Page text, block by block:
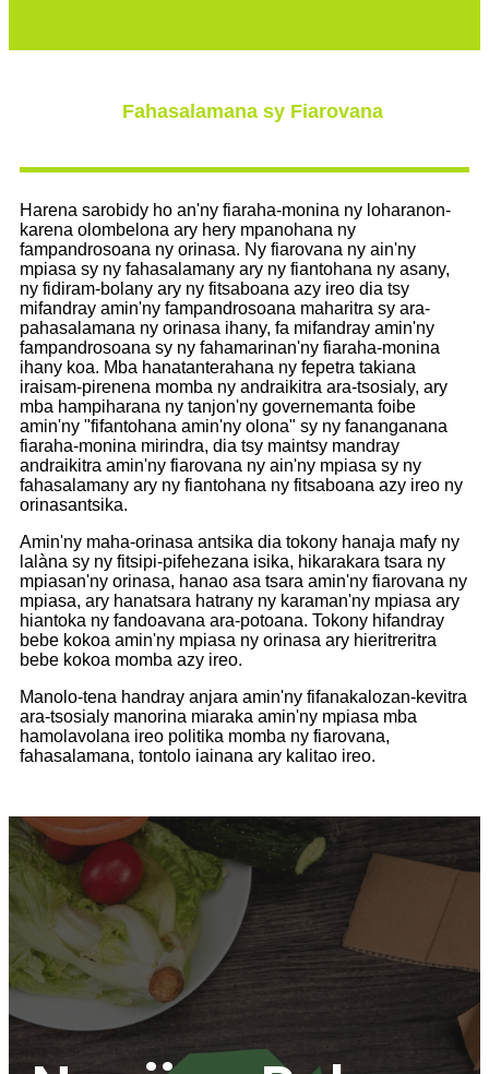
Fahasalamana sy Fiarovana
Harena sarobidy ho an'ny fiaraha-monina ny loharanon-
karena olombelona ary hery mpanohana ny
fampandrosoana ny orinasa. Ny fiarovana ny ain'ny
mpiasa sy ny fahasalamany ary ny fiantohana ny asany,
ny fidiram-bolany ary ny fitsaboana azy ireo dia tsy
mifandray amin'ny fampandrosoana maharitra sy ara-
pahasalamana ny orinasa ihany, fa mifandray amin'ny
fampandrosoana sy ny fahamarinan'ny fiaraha-monina
ihany koa. Mba hanatanterahana ny fepetra takiana
iraisam-pirenena momba ny andraikitra ara-tsosialy, ary
mba hampiharana ny tanjon'ny governemanta foibe
amin'ny "fifantohana amin'ny olona" sy ny fananganana
fiaraha-monina mirindra, dia tsy maintsy mandray
andraikitra amin'ny fiarovana ny ain'ny mpiasa sy ny
fahasalamany ary ny fiantohana ny fitsaboana azy ireo ny
orinasantsika.
Amin'ny maha-orinasa antsika dia tokony hanaja mafy ny
lalàna sy ny fitsipi-pifehezana isika, hikarakara tsara ny
mpiasan'ny orinasa, hanao asa tsara amin'ny fiarovana ny
mpiasa, ary hanatsara hatrany ny karaman'ny mpiasa ary
hiantoka ny fandoavana ara-potoana. Tokony hifandray
bebe kokoa amin'ny mpiasa ny orinasa ary hieritreritra
bebe kokoa momba azy ireo.
Manolo-tena handray anjara amin'ny fifanakalozan-kevitra
ara-tsosialy manorina miaraka amin'ny mpiasa mba
hamolavolana ireo politika momba ny fiarovana,
fahasalamana, tontolo iainana ary kalitao ireo.